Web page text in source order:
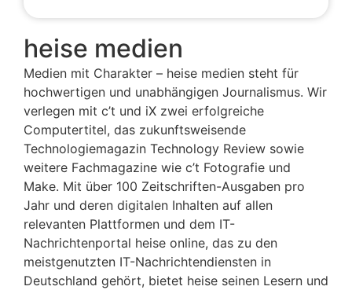
heise medien
Medien mit Charakter – heise medien steht für
hochwertigen und unabhängigen Journalismus. Wir
verlegen mit c’t und iX zwei erfolgreiche
Computertitel, das zukunftsweisende
Technologiemagazin Technology Review sowie
weitere Fachmagazine wie c’t Fotografie und
Make. Mit über 100 Zeitschriften-Ausgaben pro
Jahr und deren digitalen Inhalten auf allen
relevanten Plattformen und dem IT-
Nachrichtenportal heise online, das zu den
meistgenutzten IT-Nachrichtendiensten in
Deutschland gehört, bietet heise seinen Lesern und